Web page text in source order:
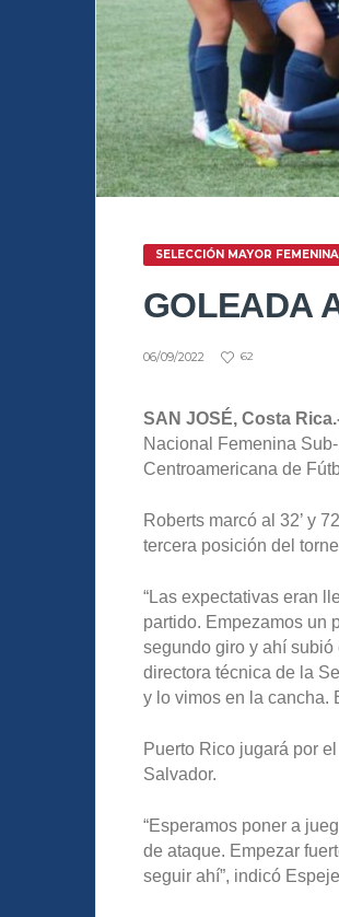
SELECCIÓN MAYOR FEMENINA
GOLEADA
06/09/2022 62
SAN JOSÉ, Costa
Nacional Femenina
Centroamericana de
Roberts marcó al 32’ y
tercera posición del
“Las expectativas eran
partido. Empezamos un
segundo giro y ahí subió
directora técnica de la
y lo vimos en la cancha.
Puerto Rico jugará por
Salvador.
“Esperamos poner a
de ataque. Empezar
seguir ahí”, indicó